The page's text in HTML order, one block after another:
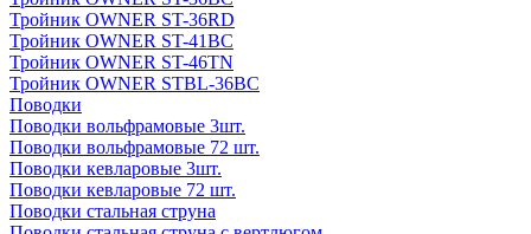
Тройник OWNER ST-36RD
Тройник OWNER ST-41BC
Тройник OWNER ST-46TN
Тройник OWNER STBL-36BC
Поводки
Поводки вольфрамовые 3шт.
Поводки вольфрамовые 72 шт.
Поводки кевларовые 3шт.
Поводки кевларовые 72 шт.
Поводки стальная струна